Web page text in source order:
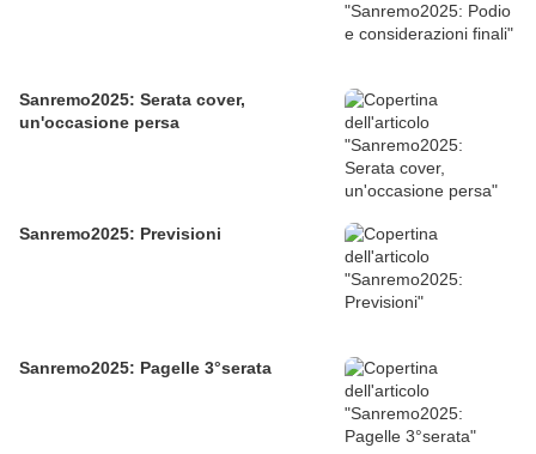
Sanremo2025: Serata cover,
un'occasione persa
Sanremo2025: Previsioni
Sanremo2025: Pagelle 3°serata